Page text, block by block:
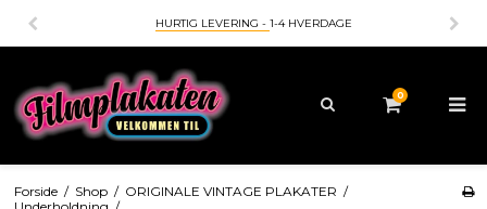
HURTIG LEVERING - 1-4 HVERDAGE
0
Forside / Shop / ORIGINALE VINTAGE PLAKATER /